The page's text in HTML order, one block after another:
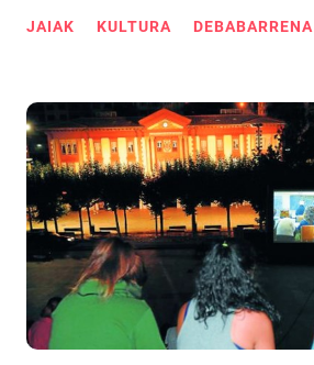
JAIAK KULTURA DEBABARRENA